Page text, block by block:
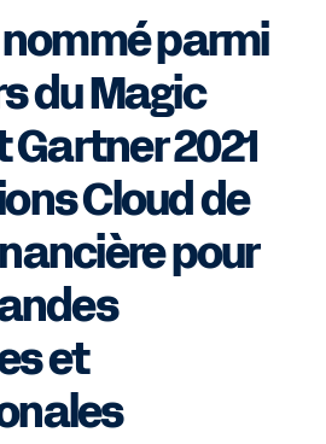
parmi
du Magic
2021
Cloud de
pour
et